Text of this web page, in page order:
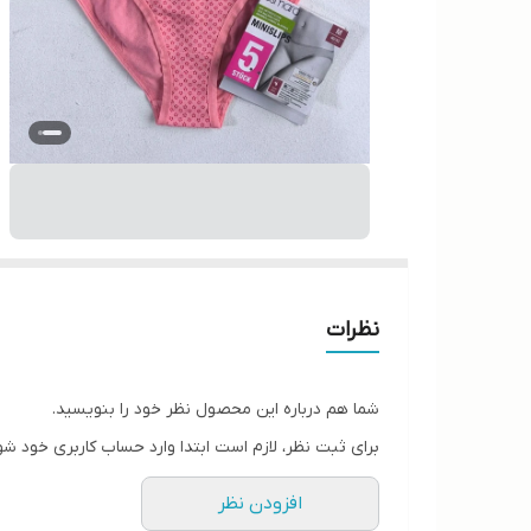
نظرات
شما هم درباره این محصول نظر خود را بنویسید.
برای ثبت نظر، لازم است ابتدا وارد حساب کاربری خود
افزودن نظر